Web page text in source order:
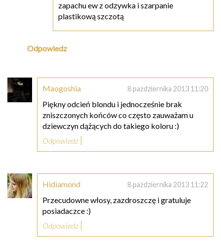
zapachu ew z odzywka i szarpanie
plastikową szczotą
Odpowiedz
Maogoshia 8 października 2013 11:20
Piękny odcień blondu i jednocześnie brak
zniszczonych końców co często zauważam u
dziewczyn dążących do takiego koloru :)
Odpowiedz
Hidiamond 8 października 2013 11:22
Przecudowne włosy, zazdroszczę i gratuluje
posiadaczce :)
Odpowiedz